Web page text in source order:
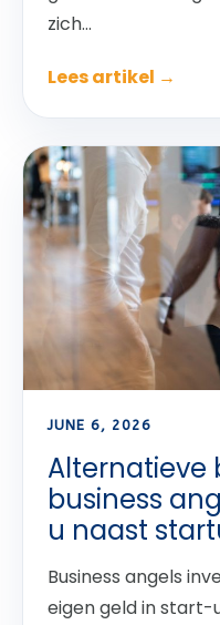
zich...
Lees artikel →
JUNE 6, 2026
Alternatieve
business
u naast
Business angels
eigen geld in